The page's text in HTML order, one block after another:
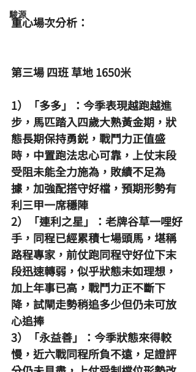
駿源
重心場次分析：
第三場 四班 草地 1650米
1）「多多」：今季表現越跑越進
步，馬匹踏入四歲大熟黃金期，狀
態長期保持勇鋭，戰鬥力正值盛
時，中置跑法忠心可靠，上仗末段
受阻未能全力施為，敗績不足為
據，加強配搭守好檔，預期形勢有
利三甲一席穩陣
2）「連利之星」：老牌谷草一哩好
手，同程已經累積七場頭馬，堪稱
路程專家，前仗跑同程守好位下末
段迅速轉弱，似乎狀態未如理想，
加上年事已高，戰鬥力正不斷下
降，試閘走勢稍追多少但仍未可放
心追捧
3）「永益善」：今季狀態來得較
慢，近六戰同程所負不遠，足證評